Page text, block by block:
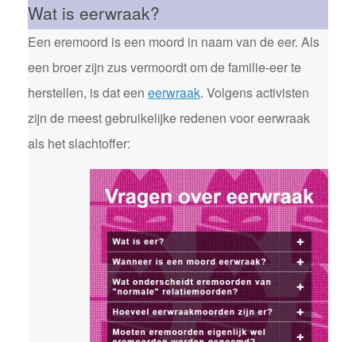
Wat is eerwraak?
Een eremoord is een moord in naam van de eer. Als
een broer zijn zus vermoordt om de familie-eer te
herstellen, is dat een eerwraak. Volgens activisten
zijn de meest gebruikelijke redenen voor eerwraak
als het slachtoffer: